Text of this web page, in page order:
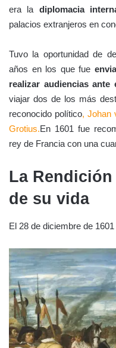
era la diplomacia
palacios extranjeros en
Tuvo la oportunidad de
años en los que fue
realizar audiencias ante
viajar dos de los más
reconocido político, Johan
Grotius.En 1601 fue
rey de Francia con una
La
de su vida
El 28 de diciembre de